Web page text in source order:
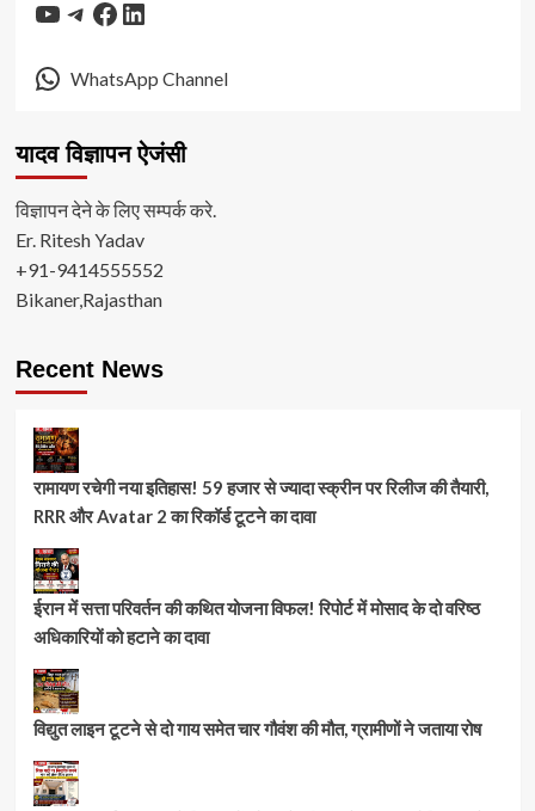
YouTube
Telegram
Facebook
LinkedIn
WhatsApp Channel
यादव विज्ञापन ऐजंसी
विज्ञापन देने के लिए सम्पर्क करे.
Er. Ritesh Yadav
+91-9414555552
Bikaner,Rajasthan
Recent News
रामायण रचेगी नया इतिहास! 59 हजार से ज्यादा स्क्रीन पर रिलीज की तैयारी,
RRR और Avatar 2 का रिकॉर्ड टूटने का दावा
ईरान में सत्ता परिवर्तन की कथित योजना विफल! रिपोर्ट में मोसाद के दो वरिष्ठ
अधिकारियों को हटाने का दावा
विद्युत लाइन टूटने से दो गाय समेत चार गौवंश की मौत, ग्रामीणों ने जताया रोष